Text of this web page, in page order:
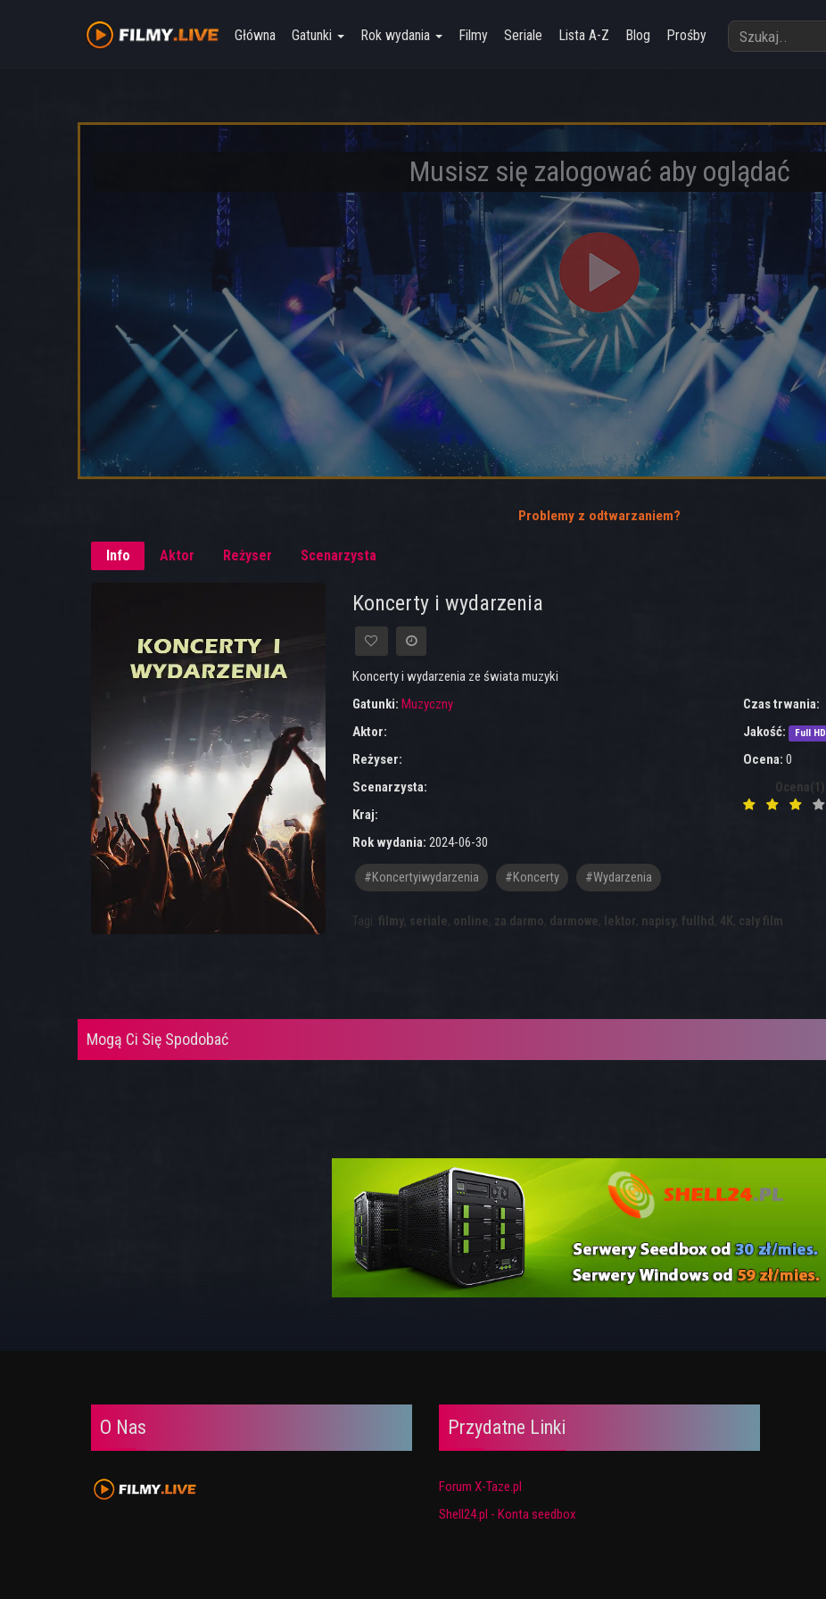
Główna Gatunki Rok wydania Filmy Seriale Lista A-Z Blog Prośby
Musisz się zalogować aby oglądać
Problemy z odtwarzaniem?
Info Aktor Reżyser Scenarzysta
Koncerty i wydarzenia
Koncerty i wydarzenia ze świata muzyki
Gatunki: Muzyczny
Aktor:
Reżyser:
Scenarzysta:
Kraj:
Rok wydania: 2024-06-30
Czas trwania:
Jakość:
Full HD
Ocena: 0
Ocena(1)
#koncertyiwydarzenia #Koncerty #wydarzenia
Tagi: filmy, seriale, online, za darmo, darmowe, lektor, napisy, fullhd , 4K, cały film
Mogą Ci Się Spodobać
O Nas Przydatne Linki
Forum X-Taze.pl
Shell24.pl - Konta seedbox